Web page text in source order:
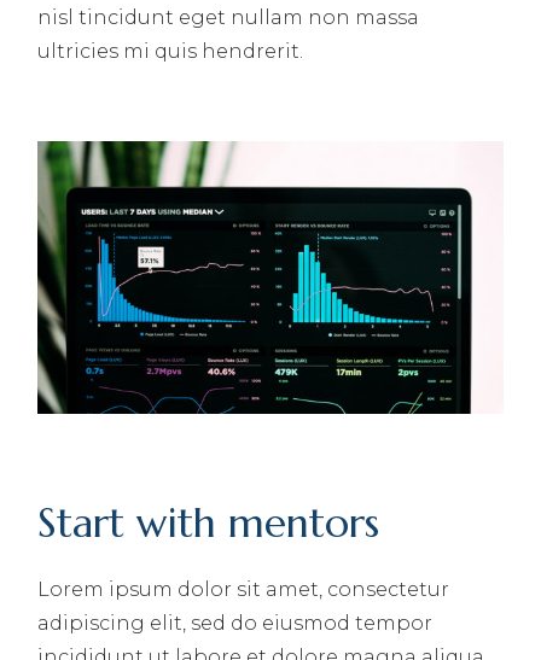
nisl tincidunt eget nullam non massa
ultricies mi quis hendrerit.
Start with mentors
Lorem ipsum dolor sit amet, consectetur
adipiscing elit, sed do eiusmod tempor